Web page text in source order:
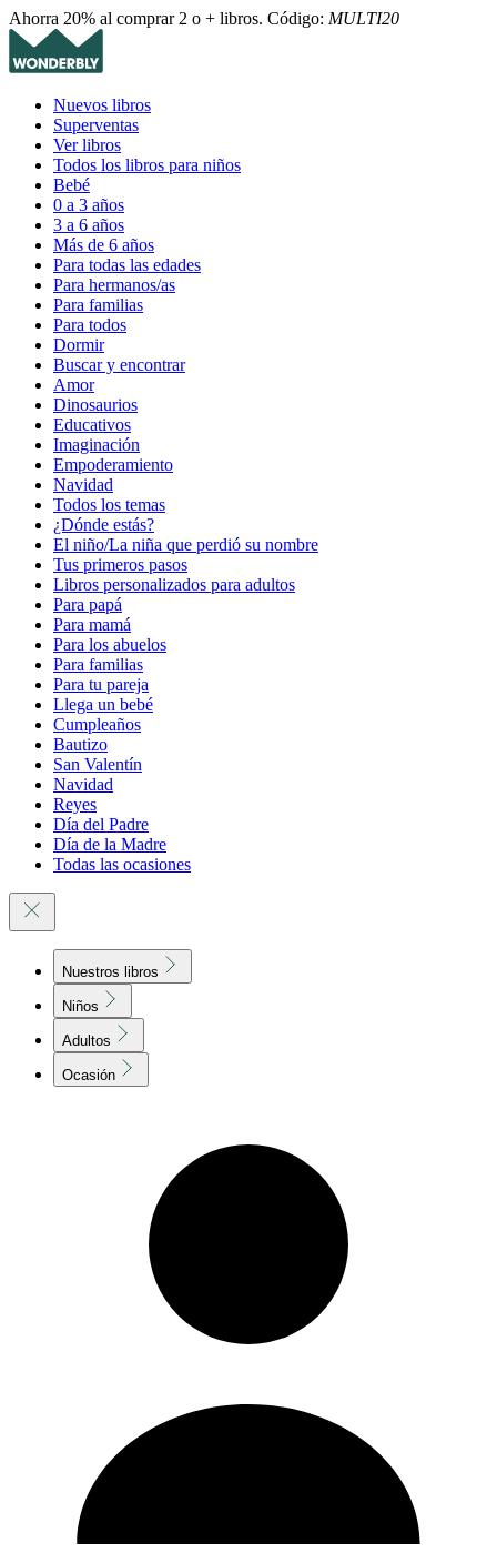
Ahorra 20% al comprar 2 o + libros. Código: MULTI20
Nuevos libros
Superventas
Ver libros
Todos los libros para niños
Bebé
0 a 3 años
3 a 6 años
Más de 6 años
Para todas las edades
Para hermanos/as
Para familias
Para todos
Dormir
Buscar y encontrar
Amor
Dinosaurios
Educativos
Imaginación
Empoderamiento
Navidad
Todos los temas
¿Dónde estás?
El niño/La niña que perdió su nombre
Tus primeros pasos
Libros personalizados para adultos
Para papá
Para mamá
Para los abuelos
Para familias
Para tu pareja
Llega un bebé
Cumpleaños
Bautizo
San Valentín
Navidad
Reyes
Día del Padre
Día de la Madre
Todas las ocasiones
Nuestros libros
Niños
Adultos
Ocasión